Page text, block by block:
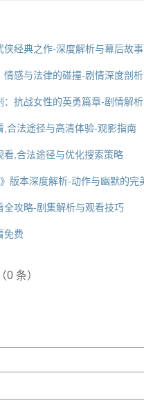
侠经典之作-深度解析与幕后故事
情感与法律的碰撞-剧情深度剖析
,合法途径与高清体验-观影指南
看,合法途径与优化搜索策略
》版本深度解析-动作与幽默的完
全攻略-剧集解析与观看技巧
免费
（0 条）